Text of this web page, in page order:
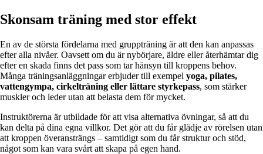
Skonsam träning med stor effekt
En av de största fördelarna med gruppträning är att den kan anpassas
efter alla nivåer. Oavsett om du är nybörjare, äldre eller återhämtar dig
efter en skada finns det pass som tar hänsyn till kroppens behov.
Många träningsanläggningar erbjuder till exempel yoga, pilates,
vattengympa, cirkelträning eller lättare styrkepass, som stärker
muskler och leder utan att belasta dem för mycket.
Instruktörerna är utbildade för att visa alternativa övningar, så att du
kan delta på dina egna villkor. Det gör att du får glädje av rörelsen utan
att kroppen överansträngs – samtidigt som du får struktur och stöd,
något som kan vara svårt att skapa på egen hand.